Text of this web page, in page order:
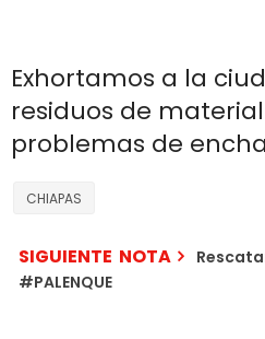
Exhortamos a la
residuos de
problemas de
CHIAPAS
SIGUIENTE NOTA
#PALENQUE